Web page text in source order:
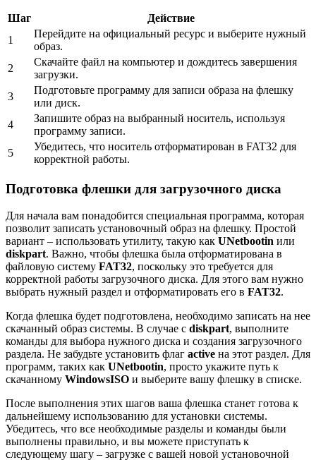
Шаг
Действие
1
Перейдите на официальный ресурс и выберите нужный
образ.
2
Скачайте файл на компьютер и дождитесь завершения
загрузки.
3
Подготовьте программу для записи образа на флешку
или диск.
4
Запишите образ на выбранный носитель, используя
программу записи.
5
Убедитесь, что носитель отформатирован в FAT32 для
корректной работы.
Подготовка флешки для загрузочного диска
Для начала вам понадобится специальная программа, которая
позволит записать установочный образ на флешку. Простой
вариант – использовать утилиту, такую как UNetbootin или
diskpart. Важно, чтобы флешка была отформатирована в
файловую систему FAT32, поскольку это требуется для
корректной работы загрузочного диска. Для этого вам нужно
выбрать нужный раздел и отформатировать его в FAT32.
Когда флешка будет подготовлена, необходимо записать на нее
скачанный образ системы. В случае с diskpart, выполните
команды для выбора нужного диска и создания загрузочного
раздела. Не забудьте установить флаг active на этот раздел. Для
программ, таких как UNetbootin, просто укажите путь к
скачанному WindowsISO и выберите вашу флешку в списке.
После выполнения этих шагов ваша флешка станет готова к
дальнейшему использованию для установки системы.
Убедитесь, что все необходимые разделы и команды были
выполнены правильно, и вы можете приступать к
следующему шагу – загрузке с вашей новой установочной